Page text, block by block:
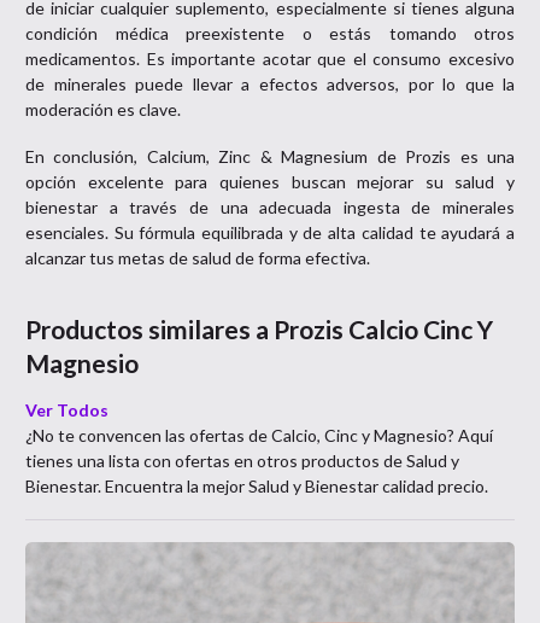
de iniciar cualquier suplemento, especialmente si tienes alguna
condición médica preexistente o estás tomando otros
medicamentos. Es importante acotar que el consumo excesivo
de minerales puede llevar a efectos adversos, por lo que la
moderación es clave.
En conclusión, Calcium, Zinc & Magnesium de Prozis es una
opción excelente para quienes buscan mejorar su salud y
bienestar a través de una adecuada ingesta de minerales
esenciales. Su fórmula equilibrada y de alta calidad te ayudará a
alcanzar tus metas de salud de forma efectiva.
Productos similares a Prozis Calcio Cinc Y
Magnesio
Ver Todos
¿No te convencen las ofertas deCalcio, Cinc y Magnesio? Aquí
tienes una lista con ofertas en otros productos deSalud y
Bienestar. Encuentra la mejorSalud y Bienestarcalidad precio.